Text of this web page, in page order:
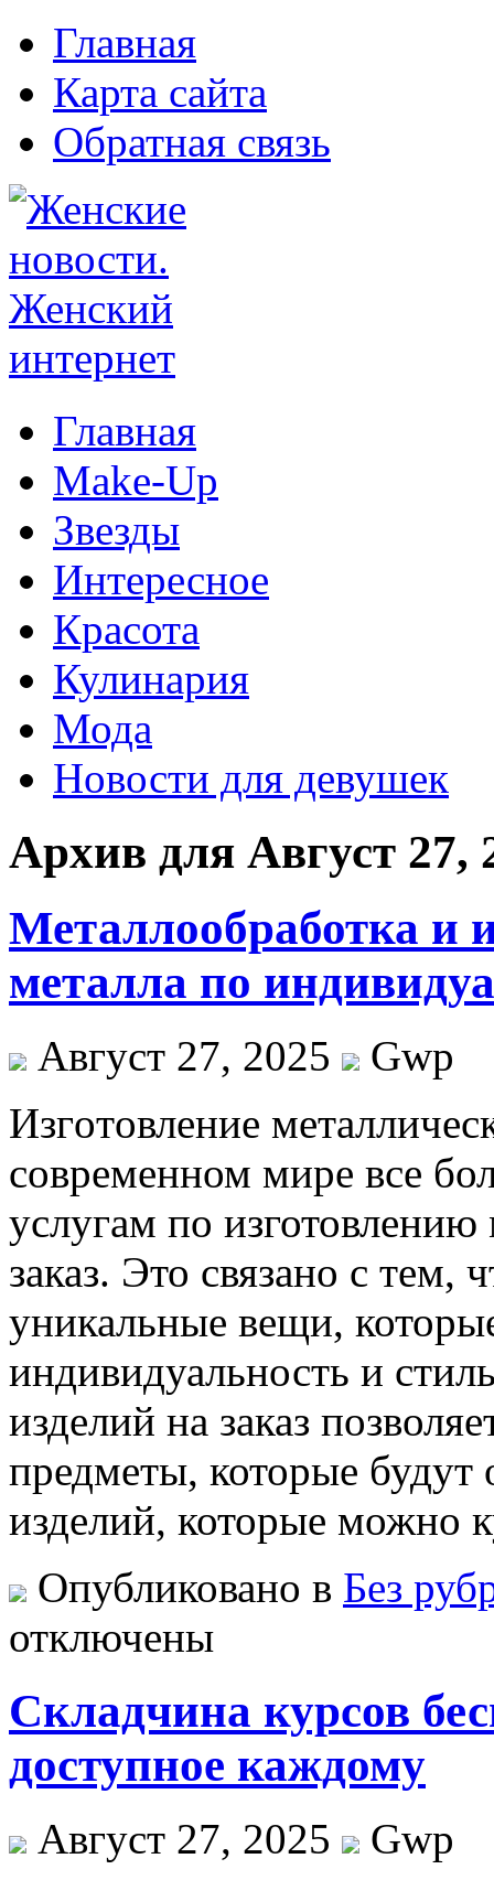
Главная
Карта сайта
Обратная связь
Главная
Make-Up
Звезды
Интересное
Красота
Кулинария
Мода
Новости для девушек
Архив для Август 27,
Металлообработка и
металла по
Август 27, 2025
Gwp
Изгoтoвлeниe
современном мире все
услугам по
заказ. Это связано с тем,
уникальные вещи,
индивидуальность и
изделий на заказ
предметы, которые будут
изделий, которые можно
Опубликовано в Без
отключены
Складчина курсов
доступное каждому
Август 27, 2025
Gwp